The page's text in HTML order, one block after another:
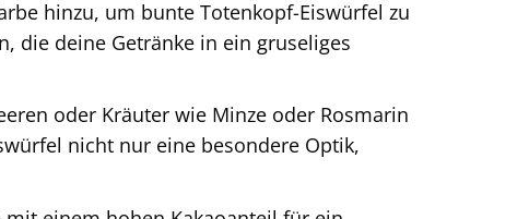
hinzu, um bunte Totenkopf-Eiswürfel zu
die deine Getränke in ein gruseliges
oder Kräuter wie Minze oder Rosmarin
nicht nur eine besondere Optik,